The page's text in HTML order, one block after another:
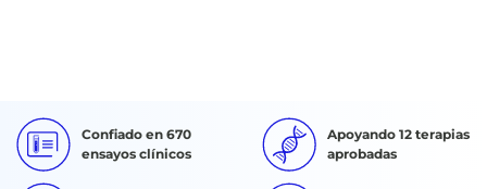
Confiado en 670
ensayos clínicos
Apoyando 12 terapias
aprobadas